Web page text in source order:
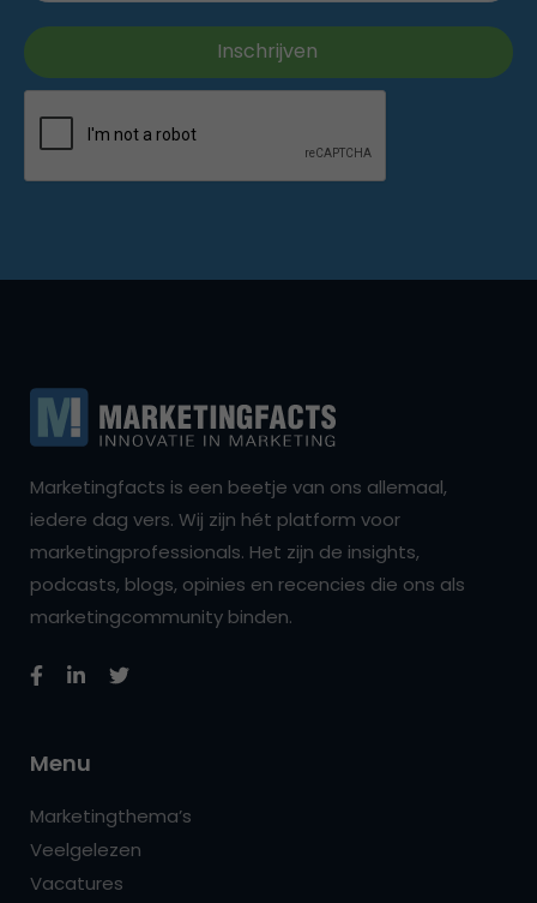
Marketingfacts is een beetje van ons allemaal,
iedere dag vers. Wij zijn hét platform voor
marketingprofessionals. Het zijn de insights,
podcasts, blogs, opinies en recencies die ons als
marketingcommunity binden.
Menu
Marketingthema’s
Veelgelezen
Vacatures